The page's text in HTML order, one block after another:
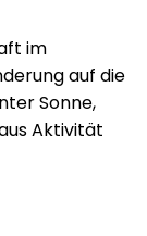
im
auf die
Sonne,
Aktivität